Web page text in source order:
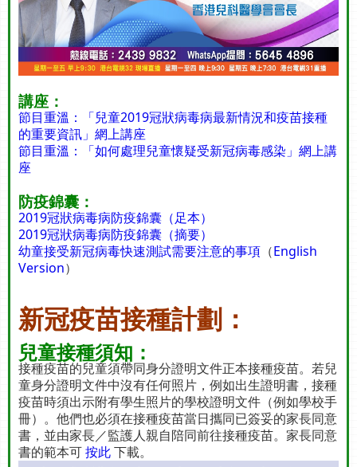
講座：
節目重溫：「兒童2019冠狀病毒病最新情況和疫苗接種
的重要資訊」網上講座
節目重溫：「如何處理兒童懷疑受新冠病毒感染」網上講
座
防疫錦囊：
2019冠狀病毒病防疫錦囊（足本）
2019冠狀病毒病防疫錦囊（摘要）
幼童接受新冠病毒快速測試需要注意的事項 （English
Version）
新冠疫苗接種計劃：
兒童接種須知：
接種疫苗的兒童須帶同身分證明文件正本接種疫苗。若兒
童身分證明文件中沒有任何照片，例如出生證明書，接種
疫苗時須出示附有學生照片的學校證明文件（例如學校手
冊）。他們也必須在接種疫苗當日攜同已簽妥的家長同意
書，並由家長／監護人親自陪同前往接種疫苗。家長同意
書的範本可按此下載。